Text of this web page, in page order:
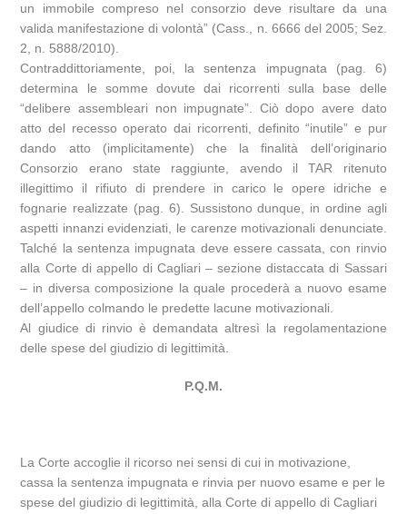
un immobile compreso nel consorzio deve risultare da una
valida manifestazione di volontà” (Cass., n. 6666 del 2005; Sez.
2, n. 5888/2010).
Contraddittoriamente, poi, la sentenza impugnata (pag. 6)
determina le somme dovute dai ricorrenti sulla base delle
“delibere assembleari non impugnate”. Ciò dopo avere dato
atto del recesso operato dai ricorrenti, definito “inutile” e pur
dando atto (implicitamente) che la finalità dell’originario
Consorzio erano state raggiunte, avendo il TAR ritenuto
illegittimo il rifiuto di prendere in carico le opere idriche e
fognarie realizzate (pag. 6). Sussistono dunque, in ordine agli
aspetti innanzi evidenziati, le carenze motivazionali denunciate.
Talché la sentenza impugnata deve essere cassata, con rinvio
alla Corte di appello di Cagliari – sezione distaccata di Sassari
– in diversa composizione la quale procederà a nuovo esame
dell’appello colmando le predette lacune motivazionali.
Al giudice di rinvio è demandata altresì la regolamentazione
delle spese del giudizio di legittimità.
P.Q.M.
La Corte accoglie il ricorso nei sensi di cui in motivazione,
cassa la sentenza impugnata e rinvia per nuovo esame e per le
spese del giudizio di legittimità, alla Corte di appello di Cagliari